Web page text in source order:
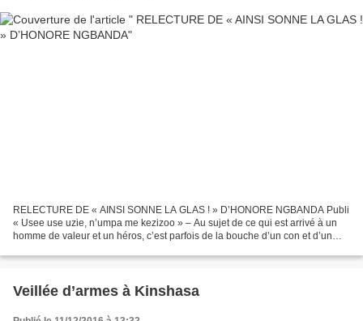
RELECTURE DE « AINSI SONNE LA GLAS ! » D’HONORE NGBANDA Publi
« Usee use uzie, n’umpa me kezizoo » – Au sujet de ce qui est arrivé à un
homme de valeur et un héros, c’est parfois de la bouche d’un con et d’un
Veillée d’armes à Kinshasa